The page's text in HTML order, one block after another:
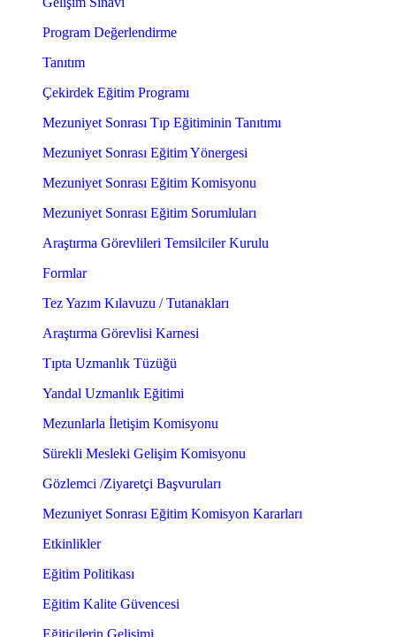
Program Değerlendirme
Tanıtım
Çekirdek Eğitim Programı
Mezuniyet Sonrası Tıp Eğitiminin Tanıtımı
Mezuniyet Sonrası Eğitim Yönergesi
Mezuniyet Sonrası Eğitim Komisyonu
Mezuniyet Sonrası Eğitim Sorumluları
Araştırma Görevlileri Temsilciler Kurulu
Formlar
Tez Yazım Kılavuzu / Tutanakları
Araştırma Görevlisi Karnesi
Tıpta Uzmanlık Tüzüğü
Yandal Uzmanlık Eğitimi
Mezunlarla İletişim Komisyonu
Sürekli Mesleki Gelişim Komisyonu
Gözlemci /Ziyaretçi Başvuruları
Mezuniyet Sonrası Eğitim Komisyon Kararları
Etkinlikler
Eğitim Politikası
Eğitim Kalite Güvencesi